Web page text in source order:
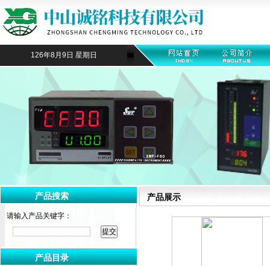
126年8月9日 星期日
产品搜索
请输入产品关键字：
产品目录
产品展示